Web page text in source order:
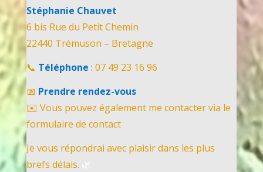
Stéphanie Chauvet
6 bis Rue du Petit Chemin
22440 Trémuson – Bretagne
📞 Téléphone : 07 49 23 16 96
📅 Prendre rendez-vous
✉️ Vous pouvez également me contacter via le
formulaire de contact
Je vous répondrai avec plaisir dans les plus
brefs délais.